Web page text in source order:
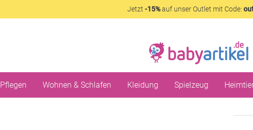
Jetzt -15%auf unser Outlet mit Code:
Pflegen Wohnen & Schlafen Kleidung Spielzeug